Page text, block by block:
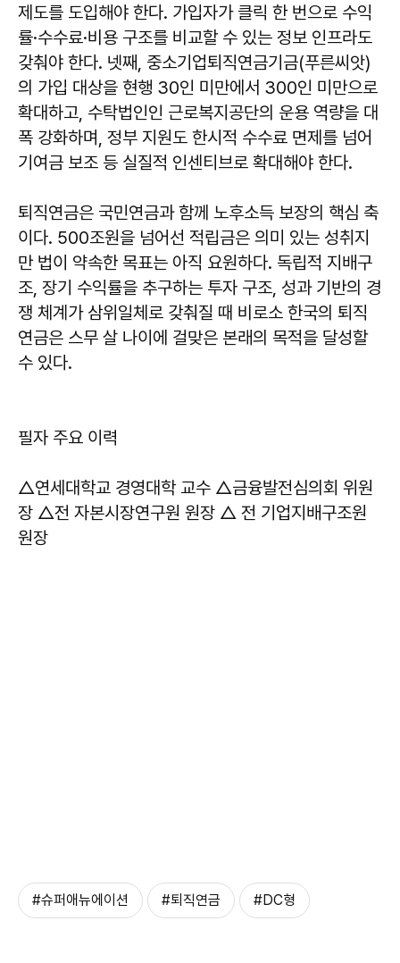
제도를 도입해야 한다. 가입자가 클릭 한 번으로 수익
률·수수료·비용 구조를 비교할 수 있는 정보 인프라도
갖춰야 한다. 넷째, 중소기업퇴직연금기금(푸른씨앗)
의 가입 대상을 현행 30인 미만에서 300인 미만으로
확대하고, 수탁법인인 근로복지공단의 운용 역량을 대
폭 강화하며, 정부 지원도 한시적 수수료 면제를 넘어
기여금 보조 등 실질적 인센티브로 확대해야 한다.
퇴직연금은 국민연금과 함께 노후소득 보장의 핵심 축
이다. 500조원을 넘어선 적립금은 의미 있는 성취지
만 법이 약속한 목표는 아직 요원하다. 독립적 지배구
조, 장기 수익률을 추구하는 투자 구조, 성과 기반의 경
쟁 체계가 삼위일체로 갖춰질 때 비로소 한국의 퇴직
연금은 스무 살 나이에 걸맞은 본래의 목적을 달성할
수 있다.
필자 주요 이력
△연세대학교 경영대학 교수 △금융발전심의회 위원
장 △전 자본시장연구원 원장 △ 전 기업지배구조원
원장
#슈퍼애뉴에이션 #퇴직연금 #DC형